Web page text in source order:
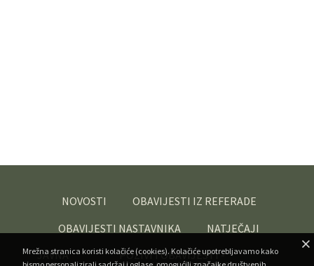
NOVOSTI
OBAVIJESTI IZ REFERADE
OBAVIJESTI NASTAVNIKA
NATJEČAJI
JAVNA
POZIVI I OBAVIJESTI -
Mrežna stranica koristi kolačiće (cookies). Kolačiće upotrebljavamo kako